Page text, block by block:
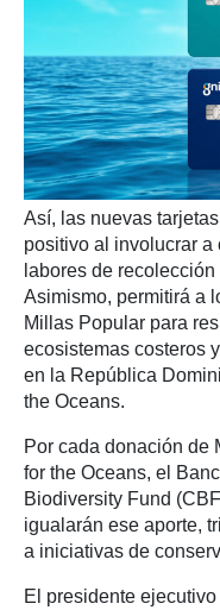
Así, las nuevas
positivo al involucrar
labores de
Asimismo, permitirá a
Millas Popular para
ecosistemas costeros
en la República
the Oceans.
Por cada donación de
for the Oceans, el
Biodiversity Fund
igualarán ese aporte,
a iniciativas de
El presidente